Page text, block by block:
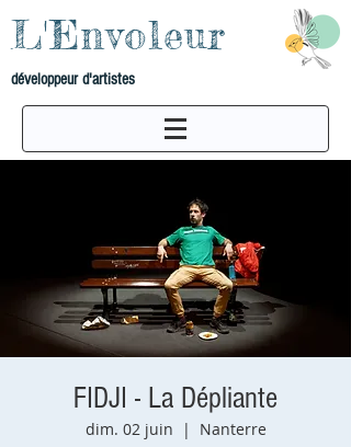
L'Envoleur
développeur d'artistes
FIDJI - La Dépliante
dim. 02 juin
  |
Nanterre